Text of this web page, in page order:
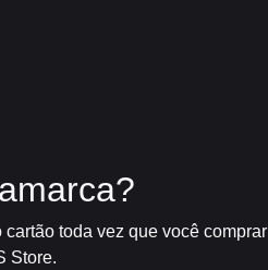
toda vez que você comprar
Store.